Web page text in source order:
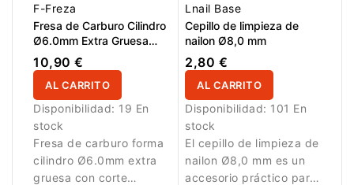
F-Freza
Fresa de Carburo Cilindro
Ø6.0mm Extra Gruesa
Corte Cruzado LT
13.0mm
10,90 €
AL CARRITO
Disponibilidad: 19 En
stock
Fresa de carburo forma
cilindro Ø6.0mm extra
gruesa con corte
Lnail Base
Cepillo de limpieza de
nailon Ø8,0 mm
2,80 €
AL CARRITO
Disponibilidad: 101 En
stock
El cepillo de limpieza de
nailon Ø8,0 mm es un
accesorio práctico para